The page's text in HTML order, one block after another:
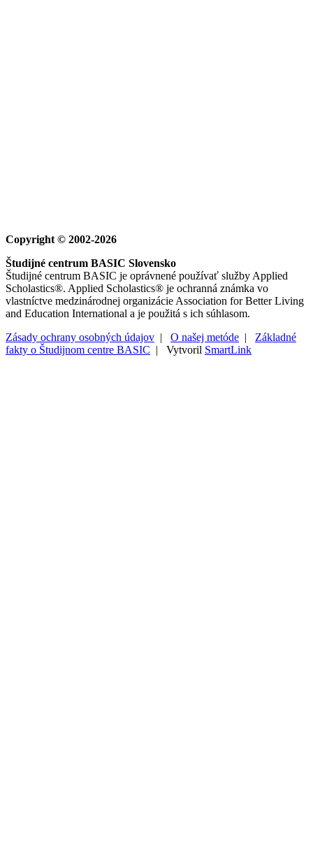
Copyright © 2002-2026
Študijné centrum BASIC Slovensko
Študijné centrum BASIC je oprávnené používať služby Applied
Scholastics®. Applied Scholastics® je ochranná známka vo
vlastníctve medzinárodnej organizácie Association for Better Living
and Education International a je použitá s ich súhlasom.
Zásady ochrany osobných údajov | O našej metóde | Základné
fakty o Študijnom centre BASIC | Vytvoril SmartLink